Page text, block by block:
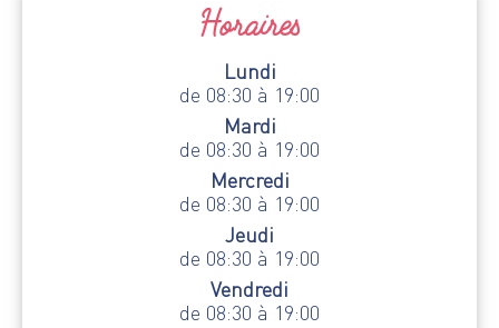
Horaires
Lundi
de 08:30 à 19:00
Mardi
de 08:30 à 19:00
Mercredi
de 08:30 à 19:00
Jeudi
de 08:30 à 19:00
Vendredi
de 08:30 à 19:00